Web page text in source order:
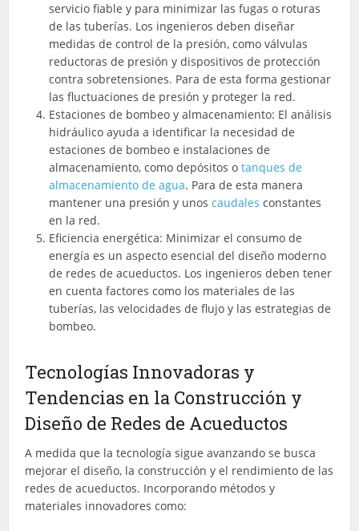
servicio fiable y para minimizar las fugas o roturas
de las tuberías. Los ingenieros deben diseñar
medidas de control de la presión, como válvulas
reductoras de presión y dispositivos de protección
contra sobretensiones. Para de esta forma gestionar
las fluctuaciones de presión y proteger la red.
Estaciones de bombeo y almacenamiento: El análisis
hidráulico ayuda a identificar la necesidad de
estaciones de bombeo e instalaciones de
almacenamiento, como depósitos o tanques de
almacenamiento de agua. Para de esta manera
mantener una presión y unoscaudales constantes
en la red.
Eficiencia energética: Minimizar el consumo de
energía es un aspecto esencial del diseño moderno
de redes de acueductos. Los ingenieros deben tener
en cuenta factores como los materiales de las
tuberías, las velocidades de flujo y las estrategias de
bombeo.
Tecnologías Innovadoras y
Tendencias en la Construcción y
Diseño de Redes de Acueductos
A medida que la tecnología sigue avanzando se busca
mejorar el diseño, la construcción y el rendimiento de las
redes de acueductos. Incorporando métodos y
materiales innovadores como: